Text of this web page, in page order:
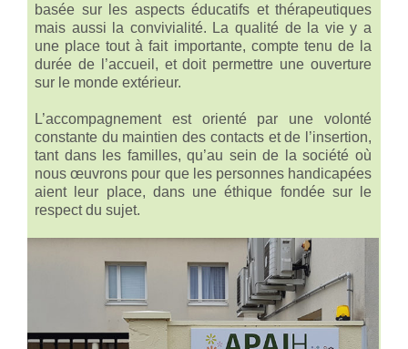
basée sur les aspects éducatifs et thérapeutiques
mais aussi la convivialité. La qualité de la vie y a
une place tout à fait importante, compte tenu de la
durée de l’accueil, et doit permettre une ouverture
sur le monde extérieur.
L’accompagnement est orienté par une volonté
constante du maintien des contacts et de l’insertion,
tant dans les familles, qu’au sein de la société où
nous œuvrons pour que les personnes handicapées
aient leur place, dans une éthique fondée sur le
respect du sujet.